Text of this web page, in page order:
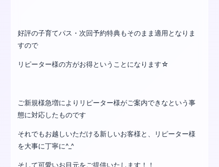
好評の子育てパス・次回予約特典もそのまま適用となりま
すので
リピーター様の方がお得ということになります☆
ご新規様急増によりリピーター様がご案内できなという事
態に対応したものです
それでもお越しいただける新しいお客様と、リピーター様
を大事に丁寧に^_^
そして可愛いお目元をご提供いたします！！